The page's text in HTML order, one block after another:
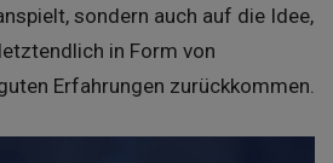
sondern auch auf die Idee,
in Form von
Erfahrungen zurückkommen.